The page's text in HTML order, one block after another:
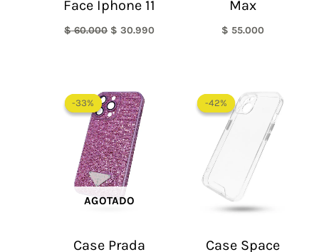
Face Iphone 11
$60.000 $ 30.990
Max
$ 55.000
-33%
AGOTADO
-33%
Case Prada
precio
original
era:
$ 60.000.
-42%
-42%
Case Space
precio
original
$ 60.000.